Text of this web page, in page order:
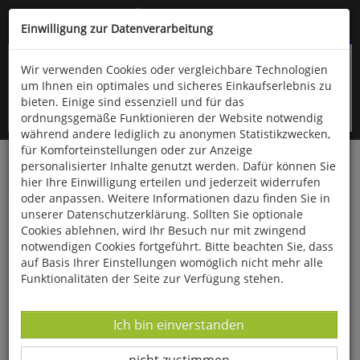
Kompletten Head der Seite überspringen
oder (06766) 9323-960
Startseite Bücher Philosophie
Das Alter als Geschenk
Einwilligung zur Datenverarbeitung
Wir verwenden Cookies oder vergleichbare Technologien
um Ihnen ein optimales und sicheres Einkaufserlebnis zu
bieten. Einige sind essenziell und für das
ordnungsgemäße Funktionieren der Website notwendig
während andere lediglich zu anonymen Statistikzwecken,
für Komforteinstellungen oder zur Anzeige
personalisierter Inhalte genutzt werden. Dafür können Sie
hier Ihre Einwilligung erteilen und jederzeit widerrufen
oder anpassen. Weitere Informationen dazu finden Sie in
unserer Datenschutzerklärung. Sollten Sie optionale
Cookies ablehnen, wird Ihr Besuch nur mit zwingend
notwendigen Cookies fortgeführt. Bitte beachten Sie, dass
auf Basis Ihrer Einstellungen womöglich nicht mehr alle
Funktionalitäten der Seite zur Verfügung stehen.
Datenverarbeitung -
Ich bin einverstanden